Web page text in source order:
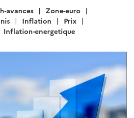
avances
Zone-euro
Inflation
Prix
Inflation-energetique